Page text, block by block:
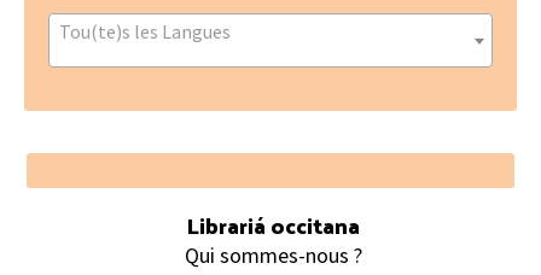
Tou(te)s les Langues
Footer
Librariá occitana
Qui sommes-nous ?